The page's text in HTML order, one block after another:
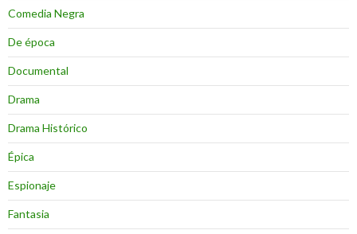
Comedia Negra
De época
Documental
Drama
Drama Histórico
Épica
Espionaje
Fantasia